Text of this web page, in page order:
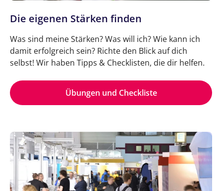
Die eigenen Stärken finden
Was sind meine Stärken? Was will ich? Wie kann ich
damit erfolgreich sein? Richte den Blick auf dich
selbst! Wir haben Tipps & Checklisten, die dir helfen.
Übungen und Checkliste